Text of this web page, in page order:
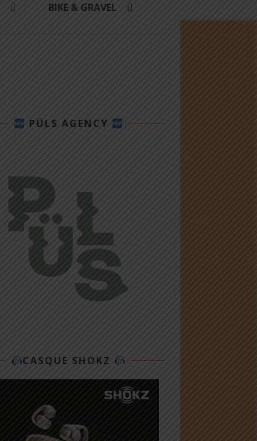
BIKE & GRAVEL
PÜLS AGENCY
CASQUE SHOKZ